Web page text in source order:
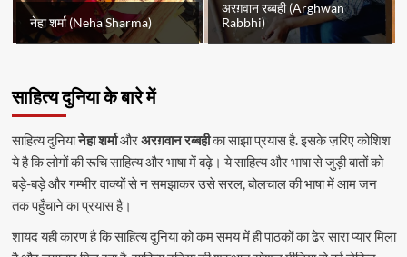
नेहा शर्मा (Neha Sharma)
अरग़वान रब्बही (Arghwan
Rabbhi)
साहित्य दुनिया के बारे में
साहित्य दुनियानेहा शर्माऔरअरग़वान रब्बहीका साझा प्रयास है. इसके ज़रिए कोशिश
ये है कि लोगों की रूचि साहित्य और भाषा में बढ़े। ये साहित्य और भाषा से जुड़ी बातों को
बड़े-बड़े और गम्भीर वाक्यों से न समझाकर उसे सरल, बोलचाल की भाषा में आम जन
तक पहुँचाने का प्रयास है।
शायद यही कारण है कि साहित्य दुनिया को कम समय में ही पाठकों का ढेर सारा प्यार मिला